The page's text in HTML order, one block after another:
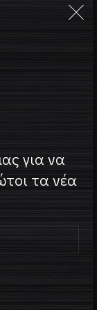
για να
τα νέα
καουτσούκ
98 g